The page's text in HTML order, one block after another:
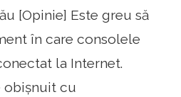
[Opinie] Este greu să
în care consolele
la Internet.
obișnuit cu